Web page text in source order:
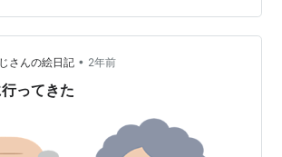
とはサッカーのメッシやクリスティアー
球がうまいという話。 これも動体視力
ーでも動体視力が重要と…
さんの絵日記 • 2年前
ってきた